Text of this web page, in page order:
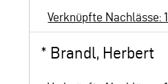
Verknüpfte Nachlässe: 1
* Brandl, Herbert